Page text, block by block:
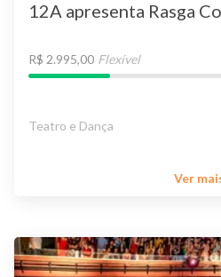
12A apresenta Rasga
R$ 2.995,00 Flexível
Teatro e Dança
Ver